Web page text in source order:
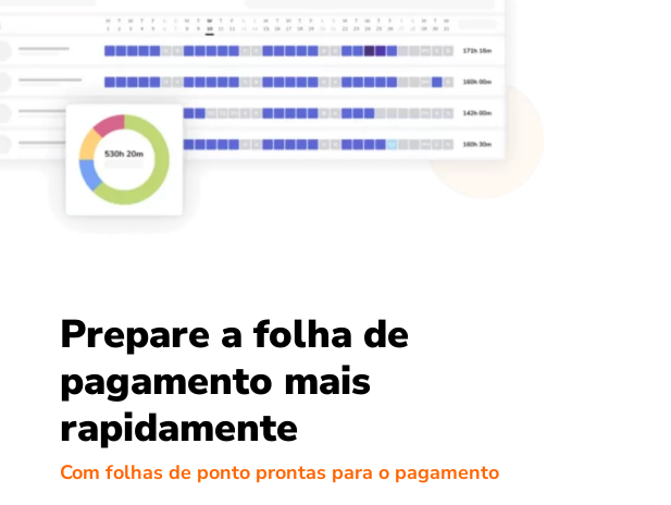
Prepare a folha de
pagamento mais
rapidamente
Com folhas de ponto prontas para o pagamento